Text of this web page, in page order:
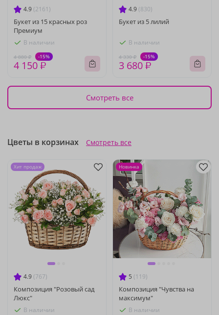
4.9 (2161)
Букет из 15 красных роз
Премиум
В наличии
4 880 ₽ -15%
4 150 ₽
4.9 (830)
Букет из 5 лилий
В наличии
4 330 ₽ -15%
3 680 ₽
Смотреть все
Цветы в корзинах Смотреть все
4.9 (767)
Композиция "Розовый сад
Люкс"
В наличии
Хит продаж
5 (119)
Композиция "Чувства на
максимум"
В наличии
Новинка